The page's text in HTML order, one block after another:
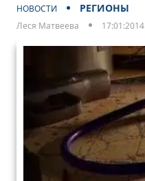
НОВОСТИ РЕГИОНЫ
Леся Матвеева 17:01:2014